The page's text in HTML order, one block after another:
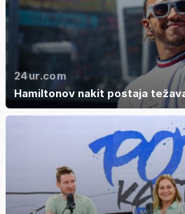
24ur.com
Hamiltonov nakit postaja